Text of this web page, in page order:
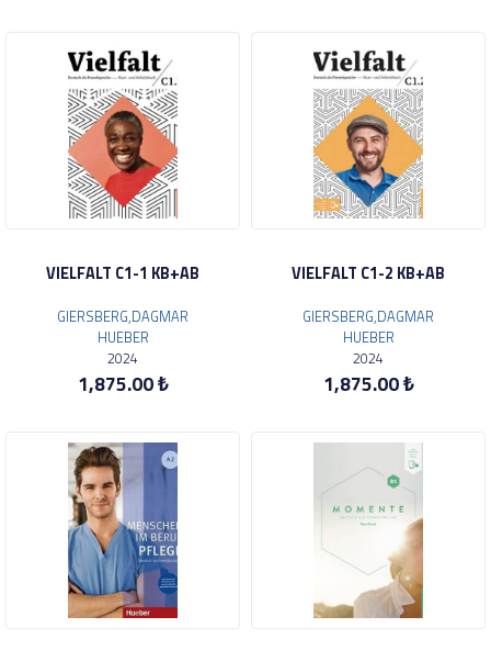
VIELFALT C1-1 KB+AB
GIERSBERG,DAGMAR
HUEBER
2024
1,875.00 ₺
VIELFALT C1-2 KB+AB
GIERSBERG,DAGMAR
HUEBER
2024
1,875.00 ₺